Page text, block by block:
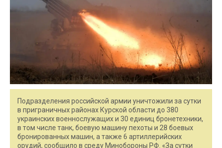
Подразделения российской армии уничтожили за сутки
в приграничных районах Курской области до 380
украинских военнослужащих и 30 единиц бронетехники,
в том числе танк, боевую машину пехоты и 28 боевых
бронированных машин, а также 6 артиллерийских
орудий, сообщило в среду Минобороны РФ. «За сутки